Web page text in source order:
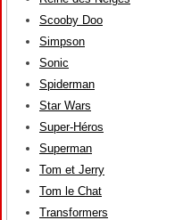
Scooby Doo
Simpson
Sonic
Spiderman
Star Wars
Super-Héros
Superman
Tom et Jerry
Tom le Chat
Transformers